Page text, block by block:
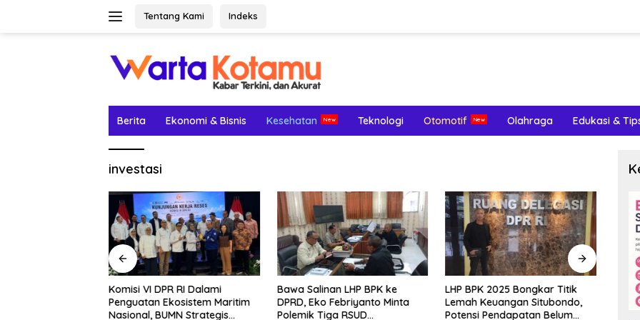
Tentang Kami Indeks
Berita Ekonomi & Bisnis Kesehatan Teknologi Otomotif Olahraga Edukasi &
investasi
Komisi VI DPR RI Dalami
Penguatan Ekosistem Maritim
Nasional, BUMN Strategis
Bawa Salinan LHP BPK ke
DPRD, Eko Febriyanto Minta
Polemik Tiga RSUD
LHP BPK 2025 Bongkar Titik
Lemah Keuangan Situbondo,
Potensi Pendapatan Belum